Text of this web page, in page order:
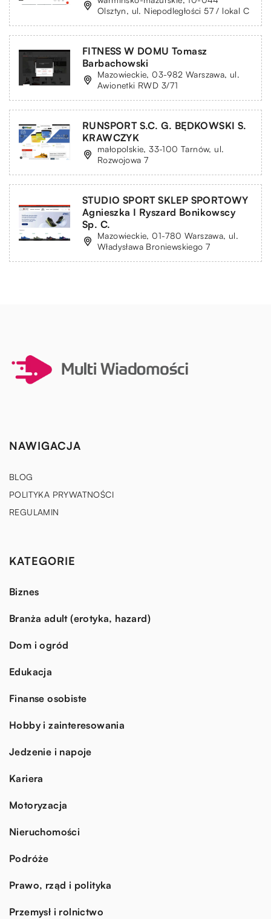
Olsztyn, ul. Niepodległości 57 / lokal C
FITNESS W DOMU Tomasz
Barbachowski
Mazowieckie, 03-982 Warszawa, ul.
Awionetki RWD 3/71
RUNSPORT S.C. G. BĘDKOWSKI S.
KRAWCZYK
małopolskie, 33-100 Tarnów, ul.
Rozwojowa 7
STUDIO SPORT SKLEP SPORTOWY
Agnieszka I Ryszard Bonikowscy
Sp. C.
Mazowieckie, 01-780 Warszawa, ul.
Władysława Broniewskiego 7
NAWIGACJA
BLOG
POLITYKA PRYWATNOŚCI
REGULAMIN
KATEGORIE
Biznes
Branża adult (erotyka, hazard)
Dom i ogród
Edukacja
Finanse osobiste
Hobby i zainteresowania
Jedzenie i napoje
Kariera
Motoryzacja
Nieruchomości
Podróże
Prawo, rząd i polityka
Przemysł i rolnictwo